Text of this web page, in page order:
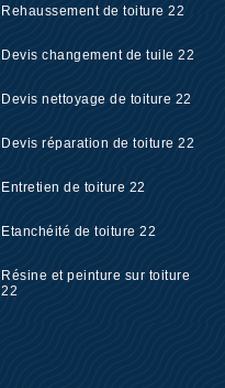
Rehaussement de toiture 22
Devis changement de tuile 22
Devis nettoyage de toiture 22
Devis réparation de toiture 22
Entretien de toiture 22
Etanchéité de toiture 22
Résine et peinture sur toiture
22